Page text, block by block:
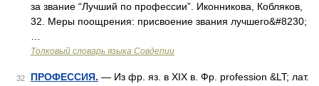
за звание “Лучший по профессии”. Иконникова, Кобляков,
32. Меры поощрения: присвоение звания лучшего&#8230;
Толковый словарь языка Совдепии
32 ПРОФЕССИЯ. — Из фр. яз. в XIX в. Фр. profession &LT; лат.